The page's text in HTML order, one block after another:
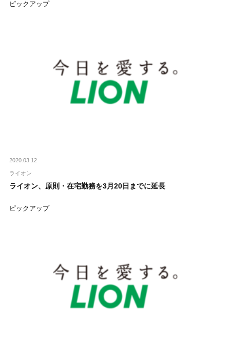
ピックアップ
2020.03.12
ライオン
ライオン、原則・在宅勤務を3月20日までに延長
ピックアップ